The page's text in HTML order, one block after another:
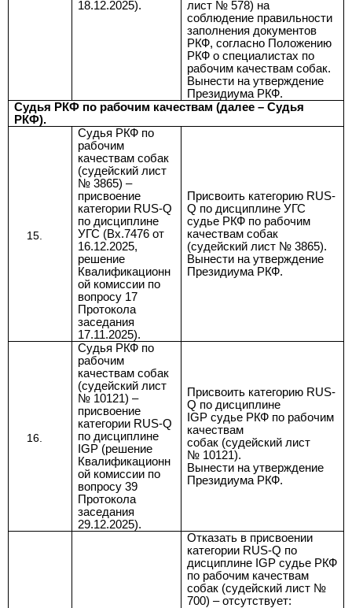
18.12.2025).
лист № 578) на
соблюдение правильности
заполнения документов
РКФ, согласно Положению
РКФ о специалистах по
рабочим качествам собак.
Вынести на утверждение
Президиума РКФ.
Судья РКФ по рабочим качествам (далее – Судья
РКФ).
Судья РКФ по
рабочим
качествам собак
(судейский лист
№ 3865) –
присвоение
категории RUS-Q
по дисциплине
УГС (Вх.7476 от
16.12.2025,
решение
Квалификационн
ой комиссии по
вопросу 17
Протокола
заседания
17.11.2025).
Присвоить категорию RUS-
Q по дисциплине УГС
судье РКФ по рабочим
качествам собак
(судейский лист № 3865).
Вынести на утверждение
Президиума РКФ.
Судья РКФ по
рабочим
качествам собак
(судейский лист
№ 10121) –
присвоение
категории RUS-Q
по дисциплине
IGP (решение
Квалификационн
ой комиссии по
вопросу 39
Протокола
заседания
29.12.2025).
Присвоить категорию RUS-
Q по дисциплине
IGPсудье РКФ по рабочим
качествам
собак (судейский лист
№ 10121).
Вынести на утверждение
Президиума РКФ.
Отказать в присвоении
категории RUS-Q по
дисциплине IGP судье РКФ
по рабочим качествам
собак (судейский лист №
700) – отсутствует: